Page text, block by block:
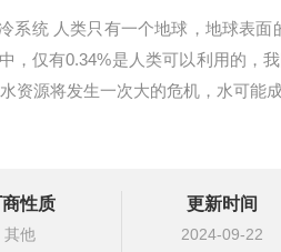
系统 人类只有一个地球，地球表
，仅有0.34%是人类可以利用的，
资源将发生一次大的危机，水可能
性质
其他
更新时间
2024-09-22